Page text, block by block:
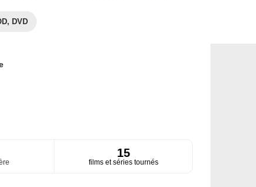
DVD
15
films et séries tournés